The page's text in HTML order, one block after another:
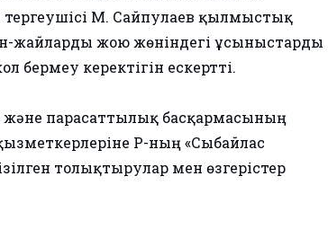
тергеушісі М. Сайпулаев қылмыстық
жайларды жою жөніндегі ұсыныстарды
бермеу керектігін ескертті.
және парасаттылық басқармасының
ҚР-ның «Сыбайлас
толықтырулар мен өзгерістер